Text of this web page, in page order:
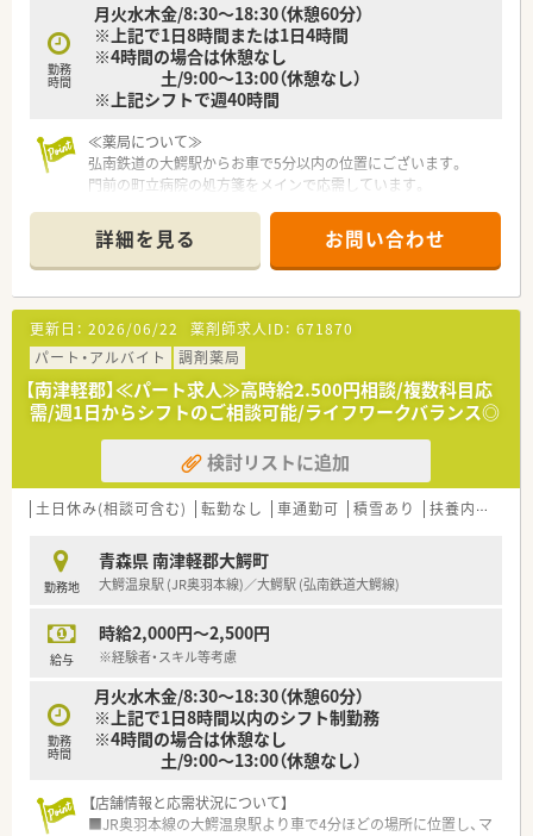
勤務
時間
月火水木金/8:30～18:30（休憩60分）
※上記で1日8時間または1日4時間
※4時間の場合は休憩なし
土/9:00～13:00（休憩なし）
※上記シフトで週40時間
≪薬局について≫
弘南鉄道の大鰐駅からお車で5分以内の位置にございます。
門前の町立病院の処方箋をメインで応需しています。
くりを心掛けています。
≪企業について≫
青森県内に2店舗展開しており、2025年6月には3店舗目が開局
いたします。
社長も薬剤師免許をお持ちで、現場でのご経験もあるため従業員
が働きやすく、患者様も利用しやすい薬局づくりを心掛けていま
す。
≪こんな方にオススメです≫
■1つの店舗で長く安定してご就業したい方
■複数科目の処方箋を対応し、スキルアップしていきたい方
■地元で働き、地域の方々のサポートをしていきたいと考えてい
る方
詳細を見る お問い合わせ
更新日： 2026/06/22 薬剤師求人ID： 671870
パート・アルバイト
調剤薬局
【南津軽郡】≪パート求人≫高時給2.500円相談/複数科目応
需/週1日からシフトのご相談可能/ライフワークバランス◎
検討リストに追加
土日休み(相談可含む) 転勤なし 車通勤可 積雪あり 扶養内勤務OK
勤務地
青森県 南津軽郡大鰐町
大鰐温泉駅 (JR奥羽本線)／大鰐駅 (弘南鉄道大鰐線)
給与
時給2,000円～2,500円
※経験者・スキル等考慮
勤務
時間
月火水木金/8:30～18:30（休憩60分）
※上記で1日8時間以内のシフト制勤務
※4時間の場合は休憩なし
土/9:00～13:00（休憩なし）
【店舗情報と応需状況について】
■JR奥羽本線の大鰐温泉駅より車で4分ほどの場所に位置し、マ